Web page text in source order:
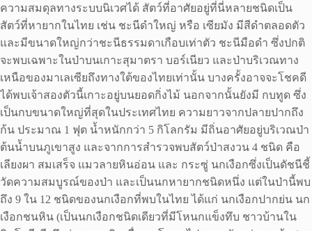
ความสมดุลทางระบบนิเวศได้ สัตว์ที่อาศัยอยู่ที่นี่หลายชนิดเป็น
สัตว์ที่หายากในไทย เช่น ชะนีดำใหญ่ หรือ เซียมัง มีสีดำตลอดตัว
และมีขนาดใหญ่กว่าชะนีธรรมดาเกือบเท่าตัว ชะนีมือดำ ซึ่งปกติ
จะพบเฉพาะในป่าบนเกาะสุมาตรา บอร์เนียว และป่าบริเวณทาง
เหนือของมาเลเซียถึงทางใต้ของไทยเท่านั้น บางครั้งอาจจะโชคดี
ได้พบเจ้าสองตัวนี้เกาะอยู่บนยอดกิ่งไม้ นอกจากนั้นยังมี กบทูด ซึ่ง
เป็นกบขนาดใหญ่ที่สุดในประเทศไทย ความยาวจากปลายปากถึง
ก้น ประมาณ 1 ฟุต น้ำหนักกว่า 5 กิโลกรัม มีถิ่นอาศัยอยู่บริเวณป่า
ต้นน้ำบนภูเขาสูง และจากการสำรวจพบสัตว์ป่าสงวน 4 ชนิด คือ
เลียงผา สมเสร็จ แมวลายหินอ่อน และ กระซู่ นกเงือกซึ่งเป็นดัชนีชี้
วัดความสมบูรณ์ของป่า และเป็นนกหายากชนิดหนึ่ง แต่ในป่านี้พบ
ถึง 9 ใน 12 ชนิดของนกเงือกที่พบในไทย ได้แก่ นกเงือกปากย่น นก
เงือกชนหิน (เป็นนกเงือกชนิดเดียวที่มีโหนกแข็งทึบ ชาวบ้านใน